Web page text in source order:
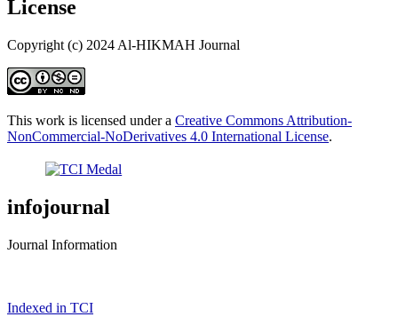
License
Copyright (c) 2024 Al-HIKMAH Journal
This work is licensed under a Creative Commons Attribution-
NonCommercial-NoDerivatives 4.0 International License.
infojournal
Journal Information
Indexed in TCI